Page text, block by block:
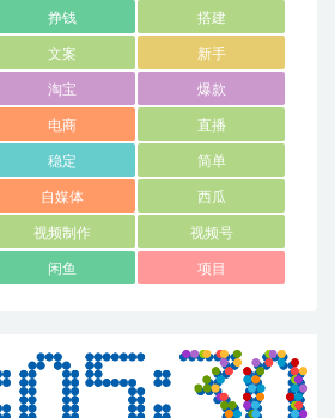
挣钱 搭建
文案 新手
淘宝 爆款
电商 直播
稳定 简单
自媒体 西瓜
视频制作 视频号
闲鱼 项目